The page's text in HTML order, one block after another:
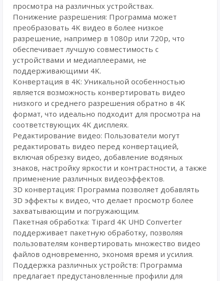
просмотра на различных устройствах.
Понижение разрешения: Программа может
преобразовать 4K видео в более низкое
разрешение, например в 1080p или 720p, что
обеспечивает лучшую совместимость с
устройствами и медиаплеерами, не
поддерживающими 4K.
Конвертация в 4K: Уникальной особенностью
является возможность конвертировать видео
низкого и среднего разрешения обратно в 4K
формат, что идеально подходит для просмотра на
соответствующих 4K дисплеях.
Редактирование видео: Пользователи могут
редактировать видео перед конвертацией,
включая обрезку видео, добавление водяных
знаков, настройку яркости и контрастности, а также
применение различных видеоэффектов.
3D конвертация: Программа позволяет добавлять
3D эффекты к видео, что делает просмотр более
захватывающим и погружающим.
Пакетная обработка: Tipard 4K UHD Converter
поддерживает пакетную обработку, позволяя
пользователям конвертировать множество видео
файлов одновременно, экономя время и усилия.
Поддержка различных устройств: Программа
предлагает предустановленные профили для